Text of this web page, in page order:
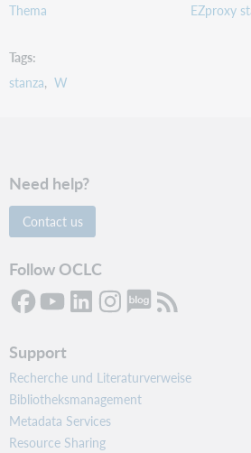
Thema
EZproxy
Tags
stanza
W
Need help?
Contact us
Follow OCLC
Support
Recherche und Literaturverweise
Bibliotheksmanagement
Metadata Services
Resource Sharing